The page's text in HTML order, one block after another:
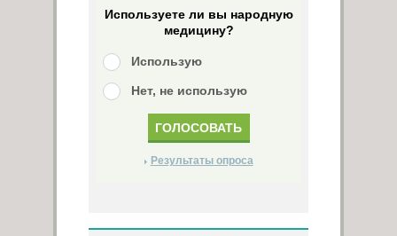
Используете ли вы народную
медицину?
Использую
Нет, не использую
Результаты опроса